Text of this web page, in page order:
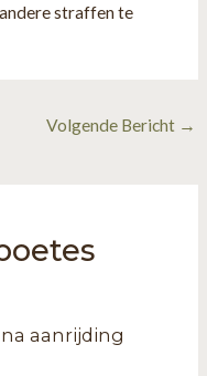
straffen te
Volgende Bericht →
aanrijding